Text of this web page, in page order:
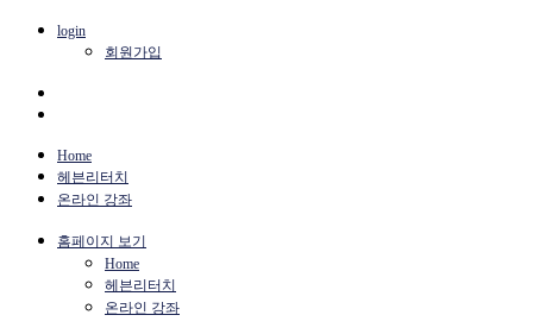
login
회원가입
Home
헤븐리터치
온라인 강좌
홈페이지 보기
Home
헤븐리터치
온라인 강좌